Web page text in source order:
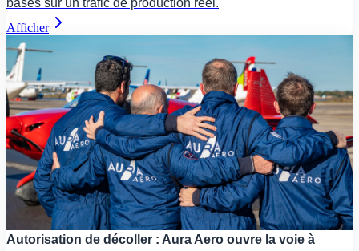
basés sur un trafic de production réel.
Afficher
Autorisation de décoller : Aura Aero ouvre la voie à